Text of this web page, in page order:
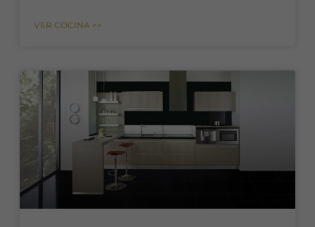
VER COCINA >>